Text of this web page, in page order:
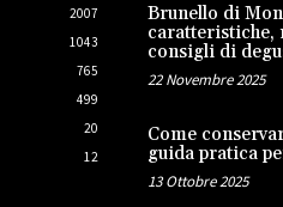
2007
1043
765
499
20
12
Brunello di
caratteristiche,
consigli di
22 Novembre 2025
Come
guida pratica
13 Ottobre 2025